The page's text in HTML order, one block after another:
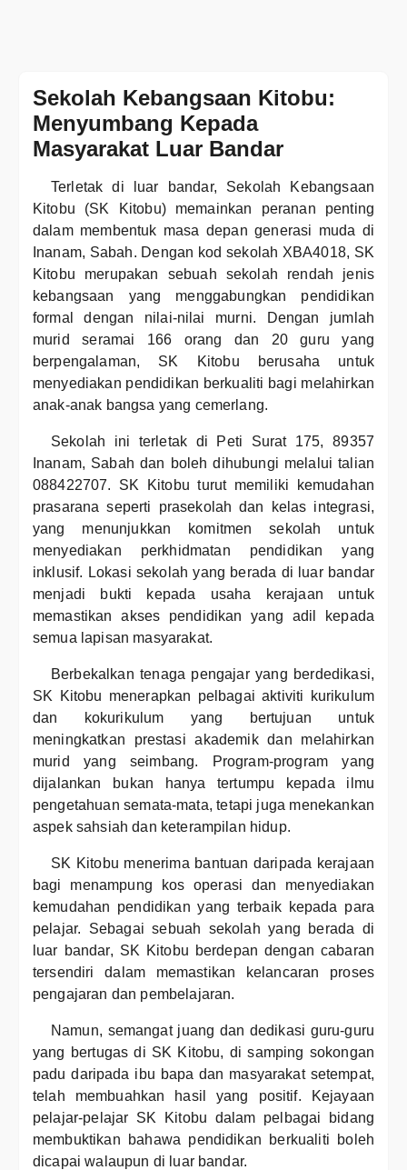
Sekolah Kebangsaan Kitobu:
Menyumbang Kepada
Masyarakat Luar Bandar
Terletak di luar bandar, Sekolah Kebangsaan
Kitobu (SK Kitobu) memainkan peranan penting
dalam membentuk masa depan generasi muda di
Inanam, Sabah. Dengan kod sekolah XBA4018, SK
Kitobu merupakan sebuah sekolah rendah jenis
kebangsaan yang menggabungkan pendidikan
formal dengan nilai-nilai murni. Dengan jumlah
murid seramai 166 orang dan 20 guru yang
berpengalaman, SK Kitobu berusaha untuk
menyediakan pendidikan berkualiti bagi melahirkan
anak-anak bangsa yang cemerlang.
Sekolah ini terletak di Peti Surat 175, 89357
Inanam, Sabah dan boleh dihubungi melalui talian
088422707. SK Kitobu turut memiliki kemudahan
prasarana seperti prasekolah dan kelas integrasi,
yang menunjukkan komitmen sekolah untuk
menyediakan perkhidmatan pendidikan yang
inklusif. Lokasi sekolah yang berada di luar bandar
menjadi bukti kepada usaha kerajaan untuk
memastikan akses pendidikan yang adil kepada
semua lapisan masyarakat.
Berbekalkan tenaga pengajar yang berdedikasi,
SK Kitobu menerapkan pelbagai aktiviti kurikulum
dan kokurikulum yang bertujuan untuk
meningkatkan prestasi akademik dan melahirkan
murid yang seimbang. Program-program yang
dijalankan bukan hanya tertumpu kepada ilmu
pengetahuan semata-mata, tetapi juga menekankan
aspek sahsiah dan keterampilan hidup.
SK Kitobu menerima bantuan daripada kerajaan
bagi menampung kos operasi dan menyediakan
kemudahan pendidikan yang terbaik kepada para
pelajar. Sebagai sebuah sekolah yang berada di
luar bandar, SK Kitobu berdepan dengan cabaran
tersendiri dalam memastikan kelancaran proses
pengajaran dan pembelajaran.
Namun, semangat juang dan dedikasi guru-guru
yang bertugas di SK Kitobu, di samping sokongan
padu daripada ibu bapa dan masyarakat setempat,
telah membuahkan hasil yang positif. Kejayaan
pelajar-pelajar SK Kitobu dalam pelbagai bidang
membuktikan bahawa pendidikan berkualiti boleh
dicapai walaupun di luar bandar.